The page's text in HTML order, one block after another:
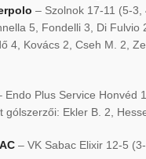
– Szolnok 17-11 (5-3,
5, Fondelli 3, Di Fulvio
4, Kovács 2, Cseh M. 2,
Endo Plus Service Honvéd
gólszerzői: Ekler B. 2,
– VK Sabac Elixir 12-5